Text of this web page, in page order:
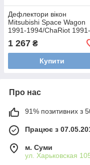
Дефлектори вікон
Mitsubishi Space Wagon
1991-1994/ChaRiot 1991-
1994 Cobra Tuning
M44691
1 267 ₴
Купити
Про нас
91% позитивних з
Працює з
м. Суми
ул. Харьковская